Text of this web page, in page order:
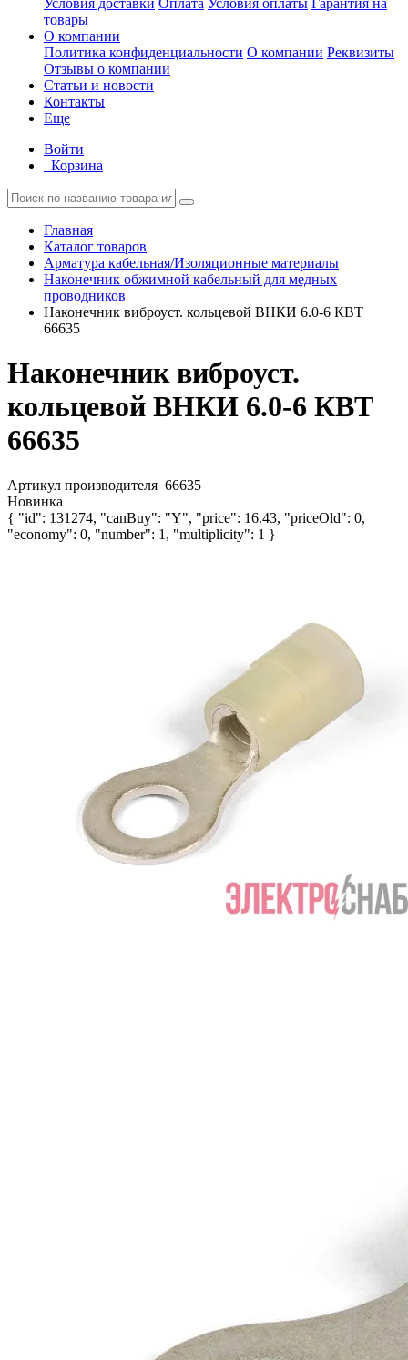
Условия доставки Оплата Условия оплаты Гарантия на
товары
О компании
Политика конфиденциальности О компании Реквизиты
Отзывы о компании
Статьи и новости
Контакты
Еще
Войти
Корзина
Главная
Каталог товаров
Арматура кабельная/Изоляционные материалы
Наконечник обжимной кабельный для медных
проводников
Наконечник виброуст. кольцевой ВНКИ 6.0-6 КВТ
66635
Наконечник виброуст.
кольцевой ВНКИ 6.0-6 КВТ
66635
Артикул производителя 66635
Новинка
{ "id": 131274, "canBuy": "Y", "price": 16.43, "priceOld": 0,
"economy": 0, "number": 1, "multiplicity": 1 }